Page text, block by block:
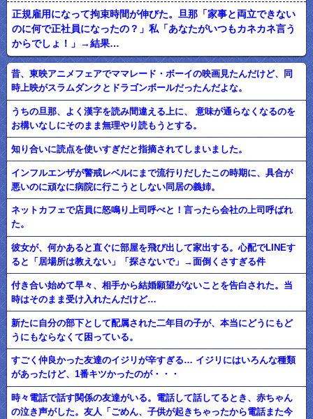
正規雇用になって拘束時間が伸びた。旦那「家事と両立できない
のに何で正社員になったの？」私「あなたがいつもカネカネ言う
からでしょ！」→結果…
昔、東映アニメフェアでママレード・ボーイの映画見たんだけど、同
時上映がスラムダンクとドラゴンボールだったんだよな。
うちの旦那、よく漢字を読み間違える上に、 意味が通らなくなるのを
お構いなしにそのまま無理やり読もうとする。
知り合いに読点を使いすぎだと指摘されてしまいました。
インフルエンザが警戒レベルにまで流行りだしたこの時期に、具合が
悪いのに頑なに病院に行こうとしない同居の義姉。
ネットカフェで店員に怒鳴り上司呼べと！言ったら会社の上司呼ばれ
た。
彼女が、何かあると直ぐに部屋を飛び出して家出する。心配でLINEす
ると「居場所は教えない」「探さないで」→面倒くさすぎる件
付き合い始めて早々、相手から結婚願望がないことを告白された。当
時はそのまま受け入れたんだけど…
新たに自分の部下として配属された二年目の子が、本当にどうにもど
うにもならなくて困っている。
すごく仲良かった友達のイジリが辛すぎる… イジリにはいろんな種類
があったけど、1番キツかったのが・・・
時々電話で話す関係の友達がいる。電話して話してるとき、赤ちゃん
の泣き声がした。友人「ごめん、子供が起きちゃったから電話また今